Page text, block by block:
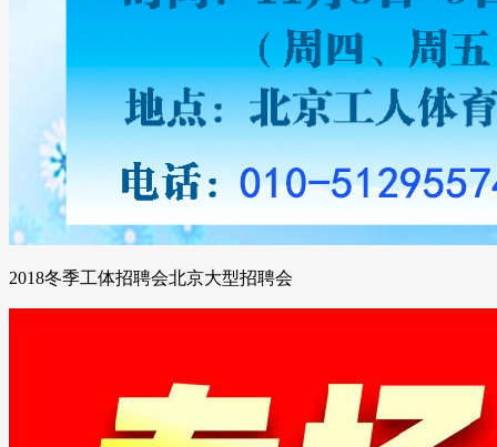
2018冬季工体招聘会北京大型招聘会